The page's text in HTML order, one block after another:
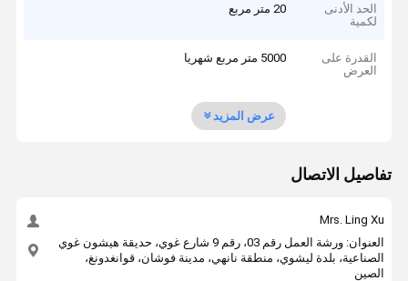
الحد الأدنى
لكمية
20 متر مربع
القدرة على
العرض
5000 متر مربع شهريا
عرض المزيد
تفاصيل الاتصال
Mrs. Ling Xu
العنوان: ورشة العمل رقم 03، رقم 9 شارع غوي، حديقة هيشون غوي
الصناعية، بلدة ليشوي، منطقة نانهي، مدينة فوشان، قوانغدونغ،
الصين